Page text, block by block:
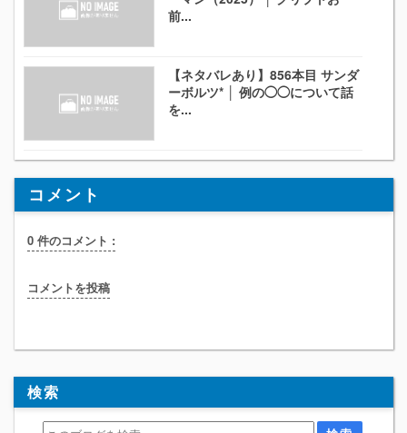
前...
【ネタバレあり】856本目 サンダ
ーボルツ* │ 例の◯◯について話
を...
コメント
0 件のコメント :
コメントを投稿
検索